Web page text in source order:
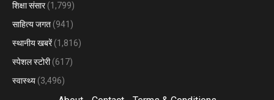
शिक्षा संसार(1,799)
साहित्य जगत (941)
स्थानीय खबरें(1,816)
स्पेशल स्टोरी(617)
स्वास्थ्य (3,496)